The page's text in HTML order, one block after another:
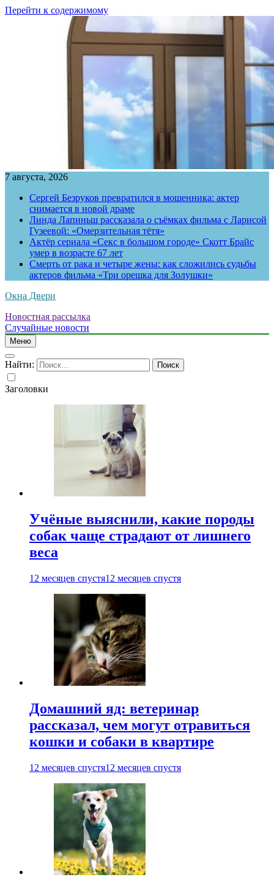
Перейти к содержимому
7 августа, 2026
Сергей Безруков превратился в мошенника: актер
снимается в новой драме
Линда Лапиньш рассказала о съёмках фильма с Ларисой
Гузеевой: «Омерзительная тётя»
Актёр сериала «Секс в большом городе» Скотт Брайс
умер в возрасте 67 лет
Смерть от рака и четыре жены: как сложились судьбы
актеров фильма «Три орешка для Золушки»
Окна Двери
Новостная рассылка
Случайные новости
Меню
Найти:
Заголовки
Учёные выяснили, какие породы
собак чаще страдают от лишнего
веса
12 месяцев спустя12 месяцев спустя
Домашний яд: ветеринар
рассказал, чем могут отравиться
кошки и собаки в квартире
12 месяцев спустя12 месяцев спустя